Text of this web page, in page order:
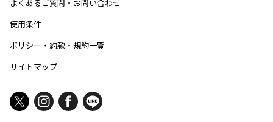
よくあるご質問・お問い合わせ
使用条件
ポリシー・約款・規約一覧
サイトマップ